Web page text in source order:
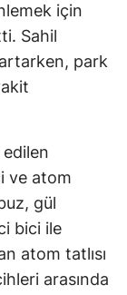
için
Sahil
park
ve atom
gül
bici ile
atom tatlısı
arasında